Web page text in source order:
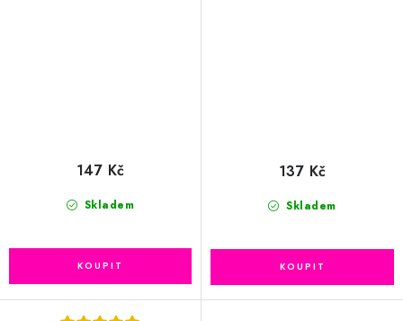
Skladem
147 Kč
Skladem
137 Kč